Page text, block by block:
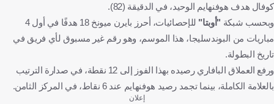
كوفال هدف هوفنهايم الوحيد، في الدقيقة (82).
وبحسب شبكة "أوبتا"
للإحصائيات، أحرز بايرن ميونخ 18 هدفًا في أول 4
مباريات من البوندسليجا، هذا الموسم، وهو رقم غير مسبوق لأي فريق في
تاريخ البطولة.
ورفع العملاق البافاري رصيده بهذا الفوز إلى 12 نقطة، في صدارة الترتيب
بالعلامة الكاملة، بينما تجمد رصيد هوفنهايم عند 6 نقاط، في المركز الثامن.
إعلان